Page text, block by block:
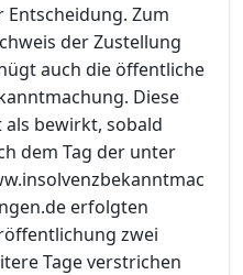
Entscheidung. Zum
der Zustellung
auch die öffentliche
Diese
als bewirkt, sobald
dem Tag der unter
erfolgten
zwei
Tage verstrichen